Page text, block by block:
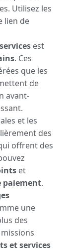
Utilisez les
lien de
est
. Ces
que les
de
avant-
et les
des
offrent des
et
paiement.
une
des
et services